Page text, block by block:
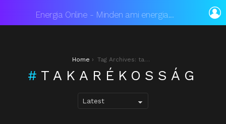
Energia Online - Minden ami energia...
Home Tag Archives: takarékosság
TAKARÉKOSSÁG